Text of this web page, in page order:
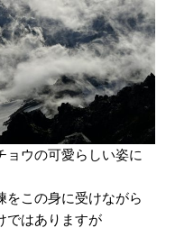
ョウの可愛らしい姿に
をこの身に受けながら
ではありますが